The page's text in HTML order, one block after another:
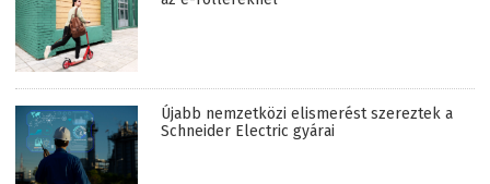
Újabb nemzetközi elismerést szereztek a
Schneider Electric gyárai